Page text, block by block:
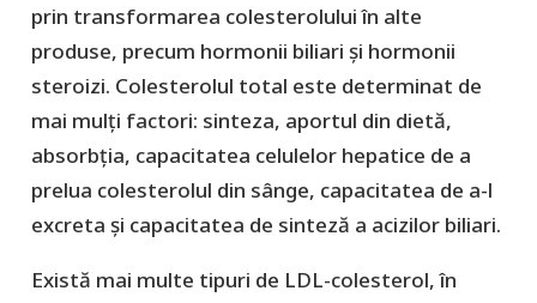
prin transformarea colesterolului în alte
produse, precum hormonii biliari și hormonii
steroizi. Colesterolul total este determinat de
mai mulți factori: sinteza, aportul din dietă,
absorbția, capacitatea celulelor hepatice de a
prelua colesterolul din sânge, capacitatea de a-l
excreta și capacitatea de sinteză a acizilor biliari.
Există mai multe tipuri de LDL-colesterol, în